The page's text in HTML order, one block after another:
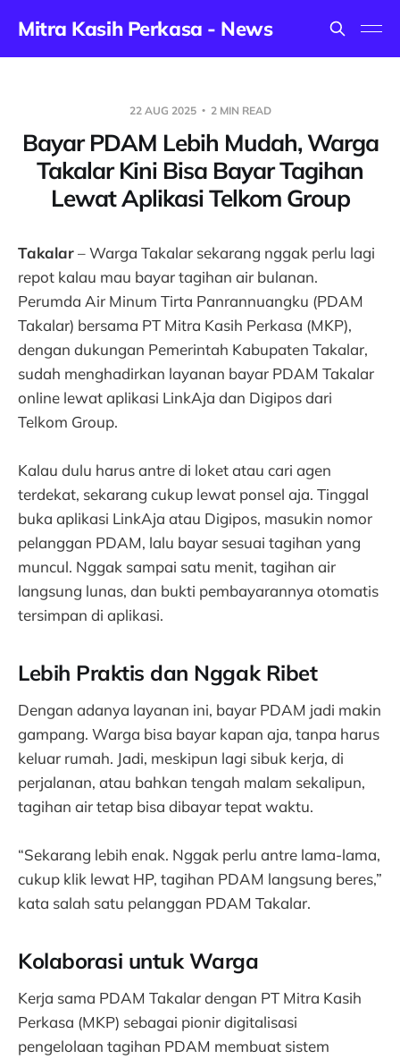
Mitra Kasih Perkasa - News
22 AUG 2025 2 MIN READ
Bayar PDAM Lebih Mudah, Warga
Takalar Kini Bisa Bayar Tagihan
Lewat Aplikasi Telkom Group
Takalar– Warga Takalar sekarang nggak perlu lagi
repot kalau mau bayar tagihan air bulanan.
Perumda Air Minum Tirta Panrannuangku (PDAM
Takalar) bersama PT Mitra Kasih Perkasa (MKP),
dengan dukungan Pemerintah Kabupaten Takalar,
sudah menghadirkan layanan bayar PDAM Takalar
online lewat aplikasi LinkAja dan Digipos dari
Telkom Group.
Kalau dulu harus antre di loket atau cari agen
terdekat, sekarang cukup lewat ponsel aja. Tinggal
buka aplikasi LinkAja atau Digipos, masukin nomor
pelanggan PDAM, lalu bayar sesuai tagihan yang
muncul. Nggak sampai satu menit, tagihan air
langsung lunas, dan bukti pembayarannya otomatis
tersimpan di aplikasi.
Lebih Praktis dan Nggak Ribet
Dengan adanya layanan ini, bayar PDAM jadi makin
gampang. Warga bisa bayar kapan aja, tanpa harus
keluar rumah. Jadi, meskipun lagi sibuk kerja, di
perjalanan, atau bahkan tengah malam sekalipun,
tagihan air tetap bisa dibayar tepat waktu.
“Sekarang lebih enak. Nggak perlu antre lama-lama,
cukup klik lewat HP, tagihan PDAM langsung beres,”
kata salah satu pelanggan PDAM Takalar.
Kolaborasi untuk Warga
Kerja sama PDAM Takalar dengan PT Mitra Kasih
Perkasa (MKP) sebagai pionir digitalisasi
pengelolaan tagihan PDAM membuat sistem